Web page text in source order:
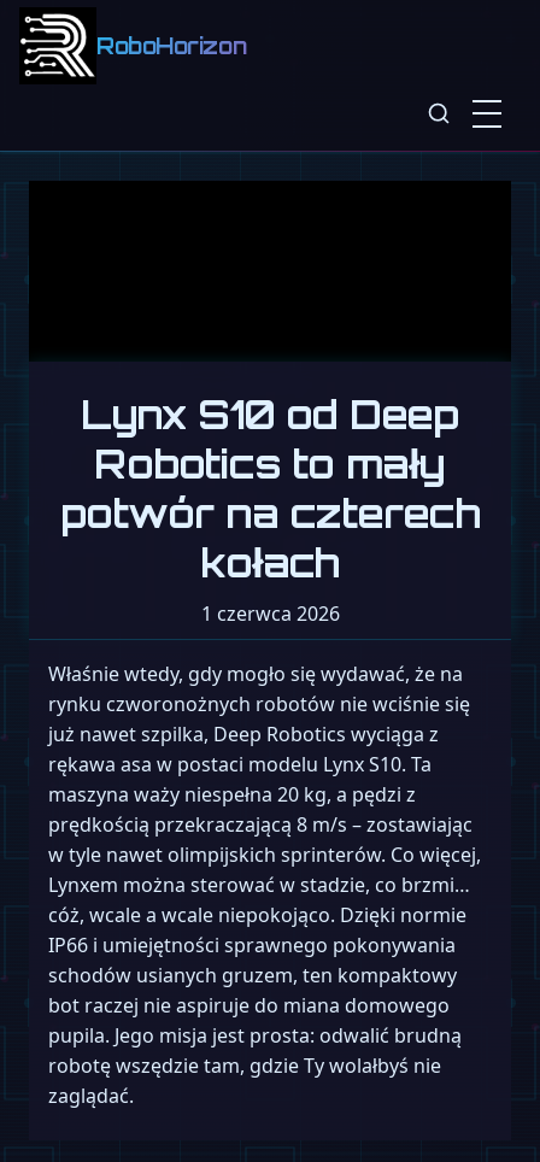
RoboHorizon
Lynx S10 od Deep
Robotics to mały
potwór na czterech
kołach
1 czerwca 2026
Właśnie wtedy, gdy mogło się wydawać, że na
rynku czworonożnych robotów nie wciśnie się
już nawet szpilka, Deep Robotics wyciąga z
rękawa asa w postaci modelu Lynx S10. Ta
maszyna waży niespełna 20 kg, a pędzi z
prędkością przekraczającą 8 m/s – zostawiając
w tyle nawet olimpijskich sprinterów. Co więcej,
Lynxem można sterować w stadzie, co brzmi…
cóż, wcale a wcale niepokojąco. Dzięki normie
IP66 i umiejętności sprawnego pokonywania
schodów usianych gruzem, ten kompaktowy
bot raczej nie aspiruje do miana domowego
pupila. Jego misja jest prosta: odwalić brudną
robotę wszędzie tam, gdzie Ty wolałbyś nie
zaglądać.